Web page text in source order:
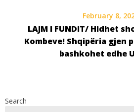
February 8,
LAJM I FUNDIT/ Hidhet
Kombeve! Shqipëria gjen
bashkohet edhe
Search